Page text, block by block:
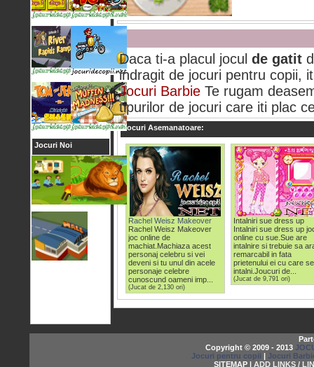
Jocuri Noi
Daca ti-a placul jocul de gatit
indragit de jocuri pentru copii,
Jocuri Barbie Te rugam
tipurilor de jocuri care iti plac
Jocuri Asemanatoare:
Rachel Weisz Makeover
Rachel Weisz Makeover
joc online de
machiat.Machiaza acest
personaj celebru si vei
deveni si tu unul din acele
personaje celebre
cunoscund oameni imp...
(Jucat de 2,130 ori)
Intalniri sue dress up
Intalniri sue dress up
online cu sue.Sue are
intalnire si trebuie sa
remarcabil in fata
prietenului ei cu care
intalni.Joucuri de...
(Jucat de 9,791 ori)
Copyright © 2009 - 2013
Jocuri pentru copii | Jocuri
SITEMAP | ADD LINKS /